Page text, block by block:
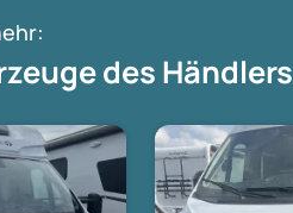
des Händlers